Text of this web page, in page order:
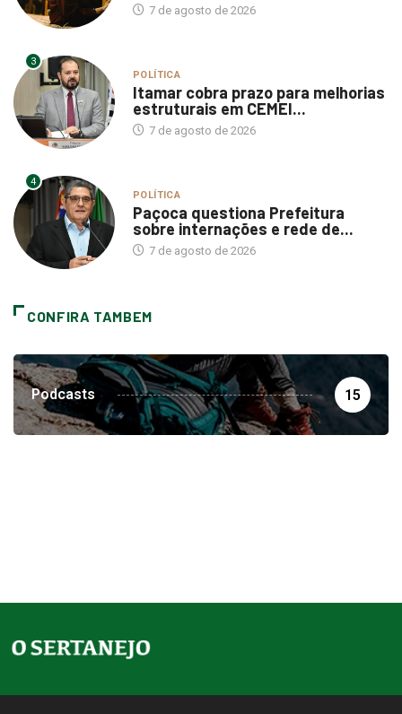
7 de agosto de 2026
3
POLÍTICA
Itamar cobra prazo para melhorias
estruturais em CEMEI...
7 de agosto de 2026
4
POLÍTICA
Paçoca questiona Prefeitura
sobre internações e rede de...
7 de agosto de 2026
CONFIRA TAMBEM
Podcasts 15